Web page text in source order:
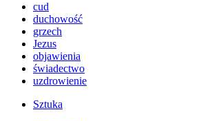
cud
duchowość
grzech
Jezus
objawienia
świadectwo
uzdrowienie
Sztuka